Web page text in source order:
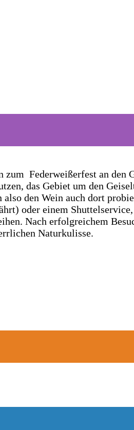
zum Federweißerfest an den
das Gebiet um den
den Wein auch dort
oder einem
Nach erfolgreichem
Naturkulisse.